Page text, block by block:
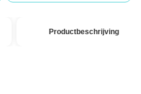
Productbeschrijving